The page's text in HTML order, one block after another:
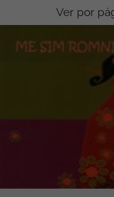
Ver por